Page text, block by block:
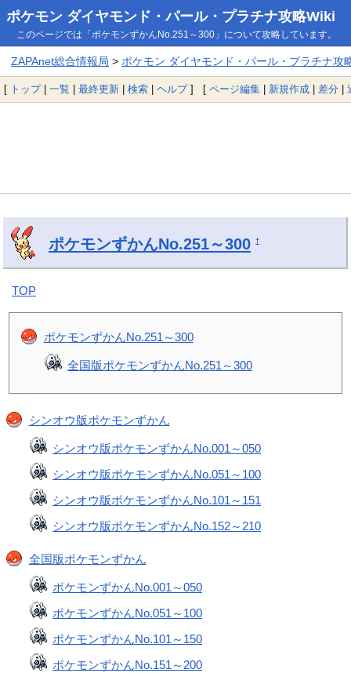
ポケモン ダイヤモンド・パール・プラチナ攻略Wiki
このページでは「ポケモンずかんNo.251～300」について攻略しています。
ZAPAnet総合情報局 > ポケモン ダイヤモンド・パール・プラチナ攻
[ トップ| 一覧 | 最終更新 | 検索 | ヘルプ] [ ページ編集 | 新規作成 | 差分 |
ポケモンずかんNo.251～300 †
TOP
ポケモンずかんNo.251～300
全国版ポケモンずかんNo.251～300
シンオウ版ポケモンずかん
シンオウ版ポケモンずかんNo.001～050
シンオウ版ポケモンずかんNo.051～100
シンオウ版ポケモンずかんNo.101～151
シンオウ版ポケモンずかんNo.152～210
全国版ポケモンずかん
ポケモンずかんNo.001～050
ポケモンずかんNo.051～100
ポケモンずかんNo.101～150
ポケモンずかんNo.151～200